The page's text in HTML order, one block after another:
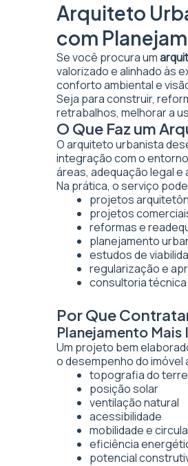
Arquiteto
com
Se você procura um
valorizado e alinhado às
conforto ambiental e
Seja para construir,
retrabalhos, melhorar a
O Que Faz um
O arquiteto urbanista
integração com o
áreas, adequação legal
Na prática, o serviço
projetos
projetos
reformas e
planejamento
estudos de
regularização e
consultoria
Por Que
Planejamento
Um projeto bem
o desempenho do imóvel
topografia do
posição solar
ventilação natural
acessibilidade
mobilidade e
eficiência
potencial